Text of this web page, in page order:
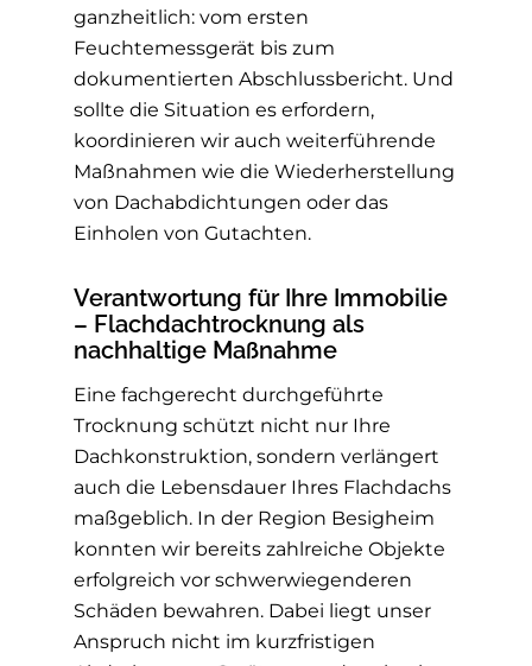
ganzheitlich: vom ersten
Feuchtemessgerät bis zum
dokumentierten Abschlussbericht. Und
sollte die Situation es erfordern,
koordinieren wir auch weiterführende
Maßnahmen wie die Wiederherstellung
von Dachabdichtungen oder das
Einholen von Gutachten.
Verantwortung für Ihre Immobilie
– Flachdachtrocknung als
nachhaltige Maßnahme
Eine fachgerecht durchgeführte
Trocknung schützt nicht nur Ihre
Dachkonstruktion, sondern verlängert
auch die Lebensdauer Ihres Flachdachs
maßgeblich. In der Region Besigheim
konnten wir bereits zahlreiche Objekte
erfolgreich vor schwerwiegenderen
Schäden bewahren. Dabei liegt unser
Anspruch nicht im kurzfristigen